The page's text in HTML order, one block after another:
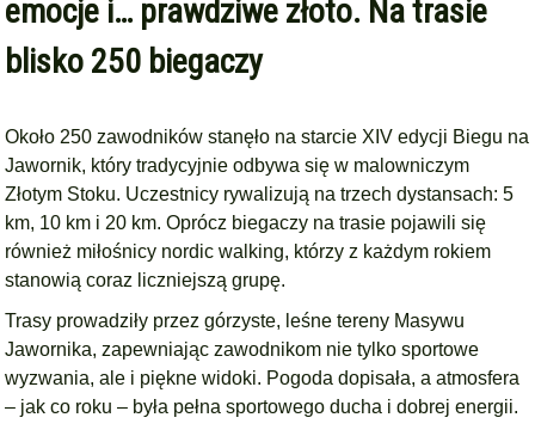
emocje i… prawdziwe złoto. Na trasie
blisko 250 biegaczy
Około 250 zawodników stanęło na starcie XIV edycji Biegu na
Jawornik, który tradycyjnie odbywa się w malowniczym
Złotym Stoku. Uczestnicy rywalizują na trzech dystansach: 5
km, 10 km i 20 km. Oprócz biegaczy na trasie pojawili się
również miłośnicy nordic walking, którzy z każdym rokiem
stanowią coraz liczniejszą grupę.
Trasy prowadziły przez górzyste, leśne tereny Masywu
Jawornika, zapewniając zawodnikom nie tylko sportowe
wyzwania, ale i piękne widoki. Pogoda dopisała, a atmosfera
– jak co roku – była pełna sportowego ducha i dobrej energii.